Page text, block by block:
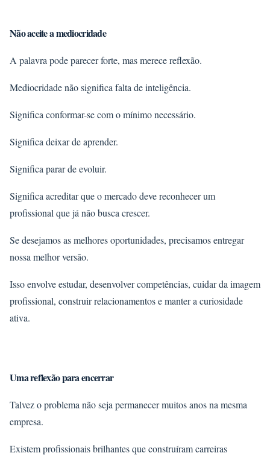
Não aceite a mediocridade
A palavra pode parecer forte, mas merece reflexão.
Mediocridade não significa falta de inteligência.
Significa conformar-se com o mínimo necessário.
Significa deixar de aprender.
Significa parar de evoluir.
Significa acreditar que o mercado deve reconhecer um
profissional que já não busca crescer.
Se desejamos as melhores oportunidades, precisamos entregar
nossa melhor versão.
Isso envolve estudar, desenvolver competências, cuidar da imagem
profissional, construir relacionamentos e manter a curiosidade
ativa.
Uma reflexão para encerrar
Talvez o problema não seja permanecer muitos anos na mesma
empresa.
Existem profissionais brilhantes que construíram carreiras